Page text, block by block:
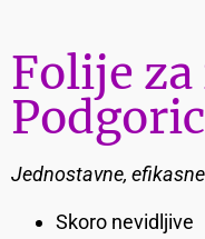
Folije
Jednostavne,
Skoro nevidljive